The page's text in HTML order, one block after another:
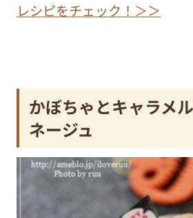
レシピをチェック！＞＞
かぼちゃとキャラメ
ネージュ